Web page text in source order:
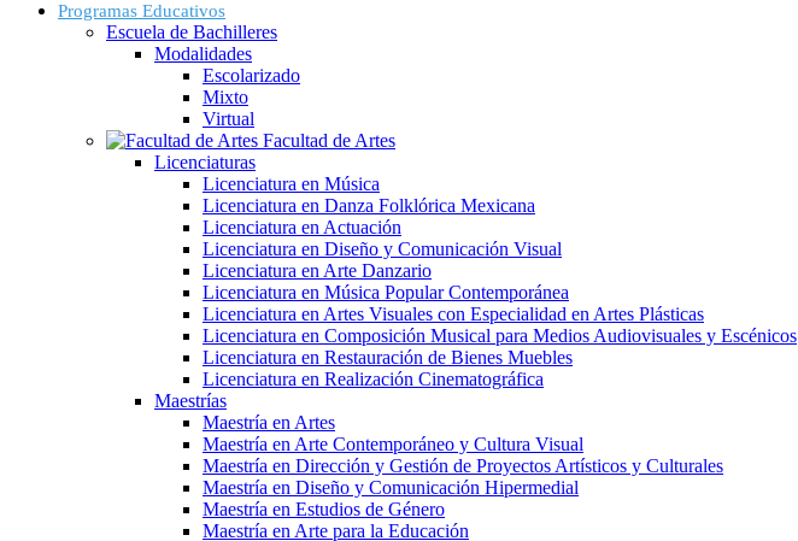
Programas Educativos
Escuela de Bachilleres
Modalidades
Escolarizado
Mixto
Virtual
Facultad de Artes
Licenciaturas
Licenciatura en Música
Licenciatura en Danza Folklórica Mexicana
Licenciatura en Actuación
Licenciatura en Diseño y Comunicación Visual
Licenciatura en Arte Danzario
Licenciatura en Música Popular Contemporánea
Licenciatura en Artes Visuales con Especialidad en Artes Plásticas
Licenciatura en Composición Musical para Medios Audiovisuales y Escénicos
Licenciatura en Restauración de Bienes Muebles
Licenciatura en Realización Cinematográfica
Maestrías
Maestría en Artes
Maestría en Arte Contemporáneo y Cultura Visual
Maestría en Dirección y Gestión de Proyectos Artísticos y Culturales
Maestría en Diseño y Comunicación Hipermedial
Maestría en Estudios de Género
Maestría en Arte para la Educación